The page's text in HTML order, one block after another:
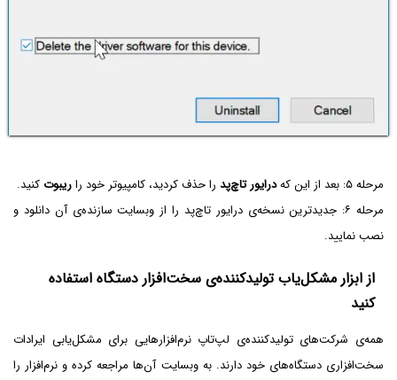
مرحله ۵: بعد از این که درایور تاچ‌پد را حذف کردید، کامپیوتر خود راریبوت کنید.
مرحله ۶: جدیدترین نسخه‌ی درایور تاچ‌پد را از وبسایت سازنده‌ی آن دانلود و
نصب نمایید.
از ابزار مشکل‌یاب تولیدکننده‌ی سخت‌افزار دستگاه استفاده
کنید
همه‌ی شرکت‌های تولیدکننده‌ی لپ‌تاپ نرم‌افزارهایی برای مشکل‌یابی ایرادات
سخت‌افزاری دستگاه‌های خود دارند. به وبسایت آن‌ها مراجعه کرده و نرم‌افزار را